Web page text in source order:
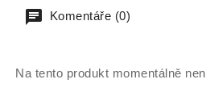
Komentáře (0)
Na tento produkt momentálně